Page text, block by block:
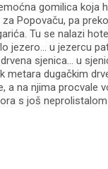
gomilica koja
Popovaču, pa
Tu se nalazi
jezero… u jezercu
sjenica… u
metara dugačkim
a na njima procvale
s još